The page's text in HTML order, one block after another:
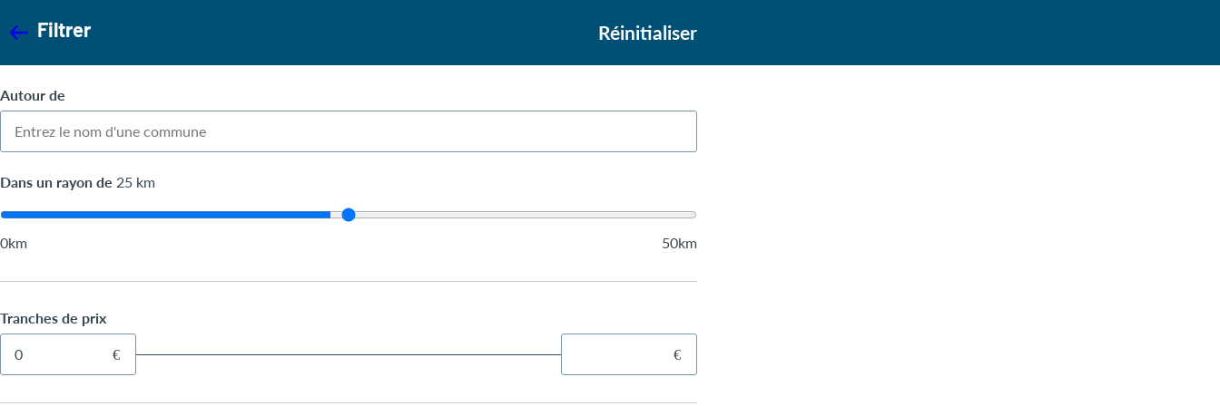
Filtrer Réinitialiser
Autour de
Dans un rayon de 25 km
0km 50km
Tranches de prix